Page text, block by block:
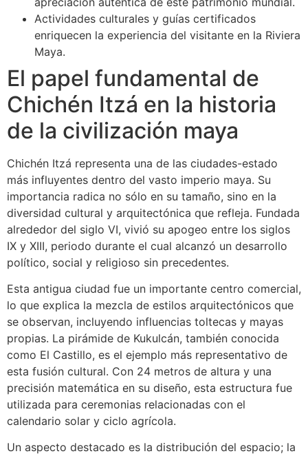
Actividades culturales y guías certificados
enriquecen la experiencia del visitante en la Riviera
Maya.
El papel fundamental de
Chichén Itzá en la historia
de la civilización maya
Chichén Itzá representa una de las ciudades-estado
más influyentes dentro del vasto imperio maya. Su
importancia radica no sólo en su tamaño, sino en la
diversidad cultural y arquitectónica que refleja. Fundada
alrededor del siglo VI, vivió su apogeo entre los siglos
IX y XIII, periodo durante el cual alcanzó un desarrollo
político, social y religioso sin precedentes.
Esta antigua ciudad fue un importante centro comercial,
lo que explica la mezcla de estilos arquitectónicos que
se observan, incluyendo influencias toltecas y mayas
propias. La pirámide de Kukulcán, también conocida
como El Castillo, es el ejemplo más representativo de
esta fusión cultural. Con 24 metros de altura y una
precisión matemática en su diseño, esta estructura fue
utilizada para ceremonias relacionadas con el
calendario solar y ciclo agrícola.
Un aspecto destacado es la distribución del espacio; la